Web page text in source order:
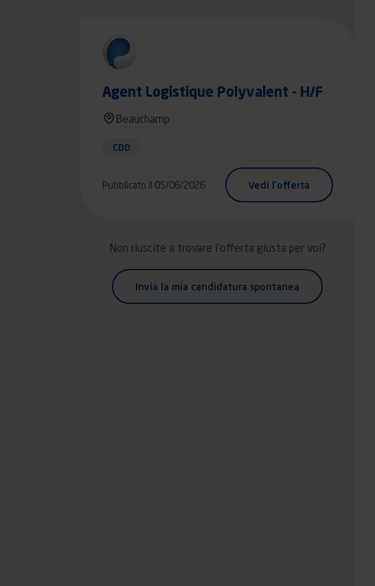
Agent Logistique Polyvalent - H/F
Beauchamp
CDD
Pubblicato il 05/06/2026 Vedi l'offerta
Non riuscite a trovare l'offerta giusta per voi?
Invia la mia candidatura spontanea